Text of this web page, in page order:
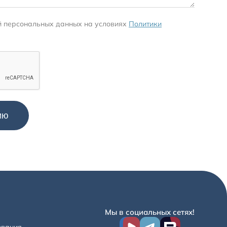
данных на условиях Политики
Мы в социальных сетях!